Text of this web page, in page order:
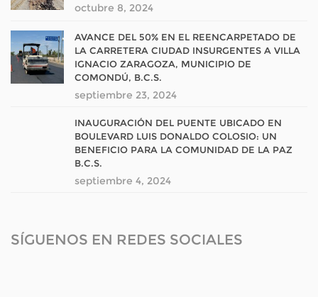
octubre 8, 2024
AVANCE DEL 50% EN EL REENCARPETADO DE
LA CARRETERA CIUDAD INSURGENTES A VILLA
IGNACIO ZARAGOZA, MUNICIPIO DE
COMONDÚ, B.C.S.
septiembre 23, 2024
INAUGURACIÓN DEL PUENTE UBICADO EN
BOULEVARD LUIS DONALDO COLOSIO: UN
BENEFICIO PARA LA COMUNIDAD DE LA PAZ
B.C.S.
septiembre 4, 2024
SÍGUENOS EN REDES SOCIALES